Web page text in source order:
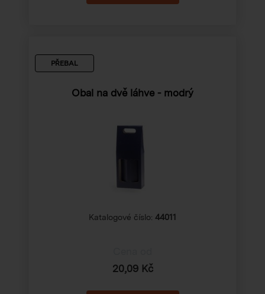
PŘEBAL
Obal na dvě láhve - modrý
Katalogové číslo: 44011
20,09 Kč